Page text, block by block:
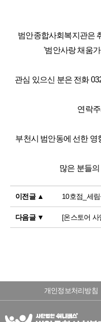
범안종합사회복지관은
'범안사랑 채움
관심 있으신 분은 전화
연락
부천시 범안동에 선한 영
많은 분들
이전글 ▲ 10호점_세
다음글 ▼ [온스토어
개인정보처리방침